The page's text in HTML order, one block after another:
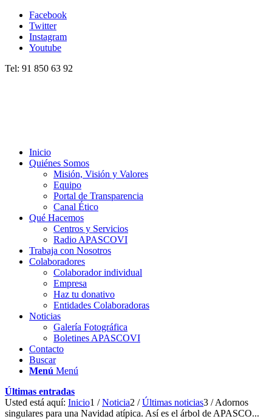
Facebook
Twitter
Instagram
Youtube
Tel: 91 850 63 92
Inicio
Quiénes Somos
Misión, Visión y Valores
Equipo
Portal de Transparencia
Canal Ético
Qué Hacemos
Centros y Servicios
Radio APASCOVI
Trabaja con Nosotros
Colaboradores
Colaborador individual
Empresa
Haz tu donativo
Entidades Colaboradoras
Noticias
Galería Fotográfica
Boletines APASCOVI
Contacto
Buscar
Menú Menú
Últimas entradas
Usted está aquí: Inicio1 / Noticia2 / Últimas noticias3 / Adornos
singulares para una Navidad atípica. Así es el árbol de APASCO...